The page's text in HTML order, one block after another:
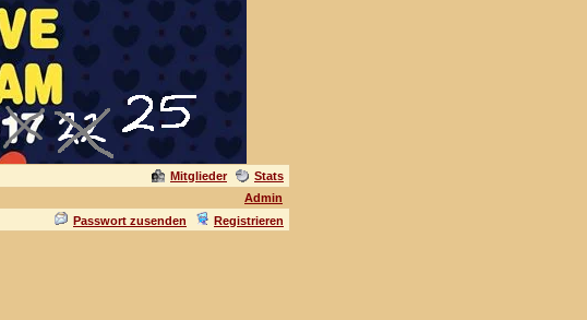
Mitglieder
Stats
Admin
Passwort zusenden Registrieren